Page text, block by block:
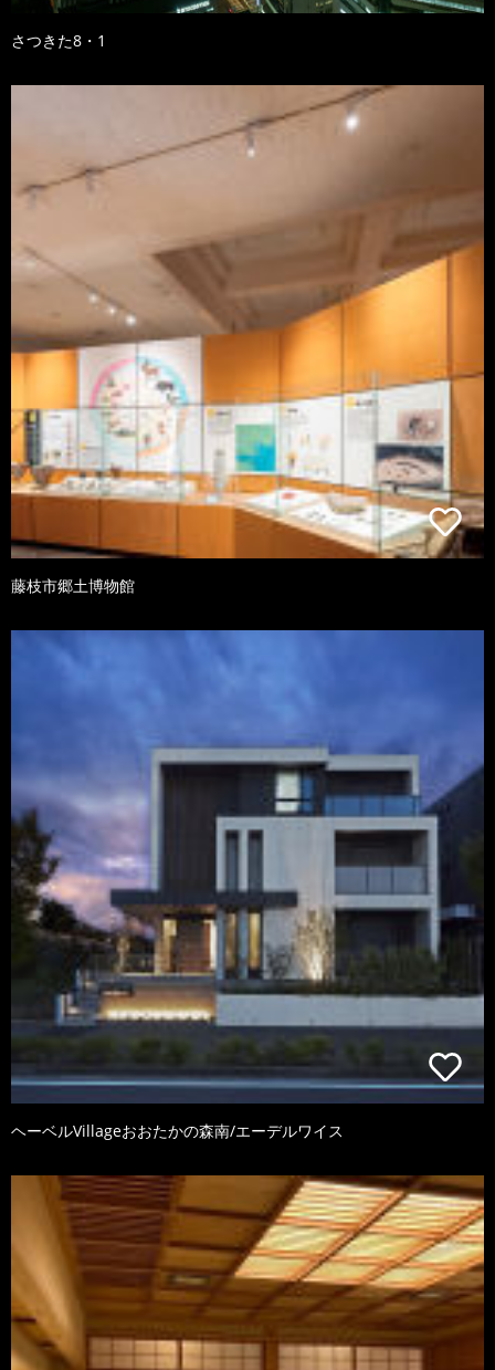
さつきた8・1
藤枝市郷土博物館
ヘーベルVillageおおたかの森南/エーデルワイス